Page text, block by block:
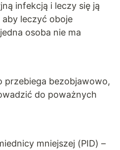
infekcją i leczy się ją
leczyć oboje
osoba nie ma
przebiega bezobjawowo,
do poważnych
mniejszej (PID) –